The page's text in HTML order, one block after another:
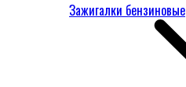
Зажигалки бензиновые